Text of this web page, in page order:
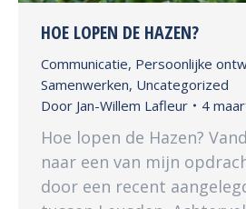
HOE LOPEN DE HAZEN?
Communicatie, Persoonlijke
Samenwerken, Uncategorized
Door Jan-Willem Lafleur 4
Hoe lopen de Hazen?
naar een van mijn
door een recent